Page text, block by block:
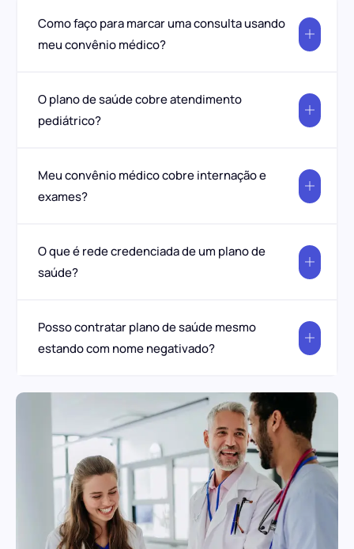
Como faço para marcar uma consulta usando
meu convênio médico?
O plano de saúde cobre atendimento
pediátrico?
Meu convênio médico cobre internação e
exames?
O que é rede credenciada de um plano de
saúde?
Posso contratar plano de saúde mesmo
estando com nome negativado?